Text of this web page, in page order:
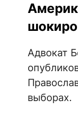
Адвокат
выборах.